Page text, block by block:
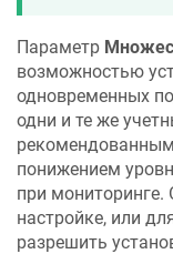
Параметр
возможностью
одновременных
одни и те же
понижением
при мониторинге.
настройке, или
разрешить